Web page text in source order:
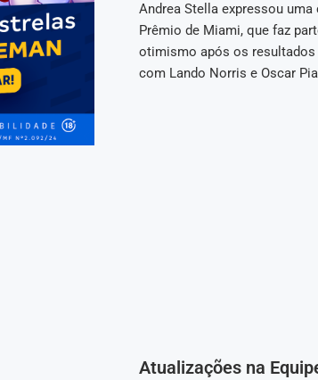
Andrea Stella expressou
Prêmio de Miami, que faz
otimismo após os resultados
com Lando Norris e Oscar
Atualizações na